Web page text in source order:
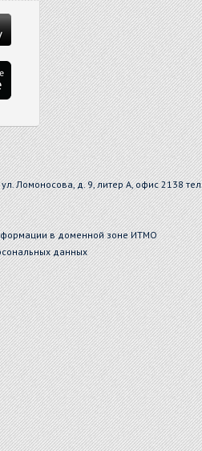
Ломоносова, д. 9, литер А, офис 2138
в доменной зоне ИТМО
данных